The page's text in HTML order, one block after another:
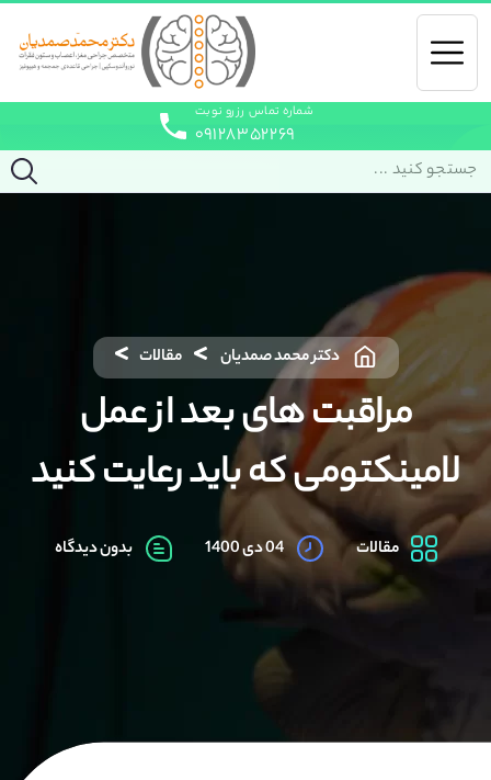
شماره تماس رزرو نوبت
۰۹۱۲۸۳۵۲۲۶۹
دکتر محمد صمدیان مقالات
مراقبت های بعد از عمل
لامینکتومی که باید رعایت کنید
مقالات 04 دی 1400 بدون دیدگاه